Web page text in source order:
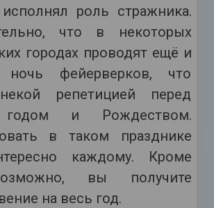
роль стражника.
что в некоторых
городах проводят ещё и
ночь фейерверков, что
репетицией перед
и Рождеством.
в таком празднике
каждому. Кроме
вы получите
на весь год.